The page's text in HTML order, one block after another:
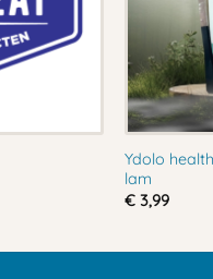
Ydolo
lam
€ 3,99